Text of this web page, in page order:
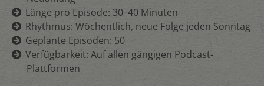
Länge pro Episode: 30–40 Minuten
Rhythmus: Wöchentlich, neue Folge jeden Sonntag
Geplante Episoden: 50
Verfügbarkeit: Auf allen gängigen Podcast-
Plattformen